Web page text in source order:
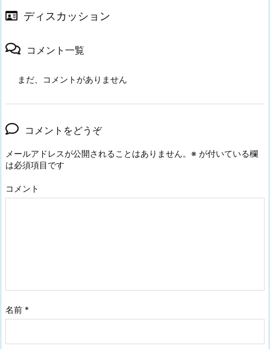
ディスカッション
コメント一覧
まだ、コメントがありません
コメントをどうぞ
メールアドレスが公開されることはありません。 ※ が付いている欄
は必須項目です
コメント
名前 *